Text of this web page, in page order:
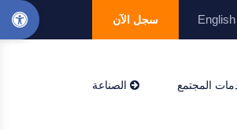
English سجل الآن
المجتمع الصناعة